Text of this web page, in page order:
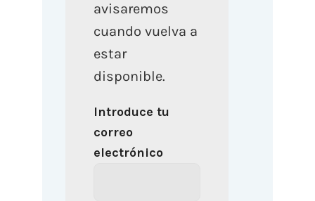
avisaremos
cuando vuelva a
estar
disponible.
Introduce tu
correo
electrónico